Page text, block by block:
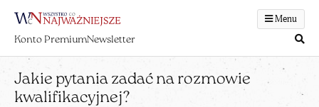
Menu
Konto PremiumNewsletter
Jakie pytania zadać na rozmowie
kwalifikacyjnej?